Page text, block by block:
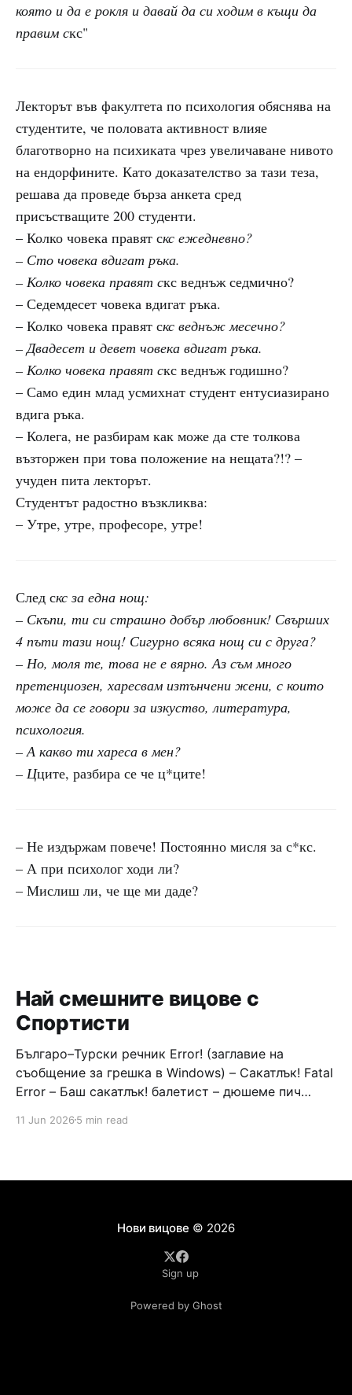
която и да е рокля и давай да си ходим в къщи да
правим скс"
Лекторът във факултета по психология обяснява на
студентите, че половата активност влияе
благотворно на психиката чрез увеличаване нивото
на ендорфините. Като доказателство за тази теза,
решава да проведе бърза анкета сред
присъстващите 200 студенти.
– Колко човека правят скс ежедневно?
– Сто човека вдигат ръка.
– Колко човека правят скс веднъж седмично?
– Седемдесет човека вдигат ръка.
– Колко човека правят скс веднъж месечно?
– Двадесет и девет човека вдигат ръка.
– Колко човека правят скс веднъж годишно?
– Само един млад усмихнат студент ентусиазирано
вдига ръка.
– Колега, не разбирам как може да сте толкова
възторжен при това положение на нещата?!? –
учуден пита лекторът.
Студентът радостно възкликва:
– Утре, утре, професоре, утре!
След скс за една нощ:
– Скъпи, ти си страшно добър любовник! Свърших
4 пъти тази нощ! Сигурно всяка нощ си с друга?
– Но, моля те, това не е вярно. Аз съм много
претенциозен, харесвам изтънчени жени, с които
може да се говори за изкуство, литература,
психология.
– А какво ти хареса в мен?
– Цците, разбира се че ц*ците!
– Не издържам повече! Постоянно мисля за с*кс.
– А при психолог ходи ли?
– Мислиш ли, че ще ми даде?
Най смешните вицове с
Спортисти
Българо–Турски речник Error! (заглавие на
съобщение за грешка в Windows) – Сакатлък! Fatal
Error – Баш сакатлък! балетист – дюшеме пич
Война и мир – Патаклама и рахатлък Cancel –
дявола – дур базик шаркан бабана сакатлък Двама
11 Jun 2026 5 min read
Нови вицове © 2026
Sign up
Powered by Ghost